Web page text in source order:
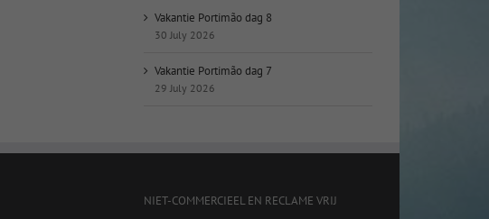
Vakantie Portimão dag 8
30 July 2026
Vakantie Portimão dag 7
29 July 2026
NIET-COMMERCIEEL EN RECLAME VRIJ